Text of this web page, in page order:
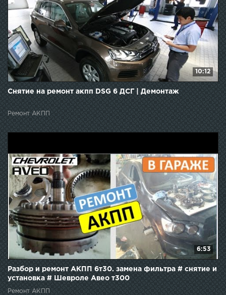
10:12
Снятие на ремонт акпп DSG 6 ДСГ | Демонтаж
Ремонт АКПП
6:53
Разбор и ремонт АКПП 6т30. замена фильтра # снятие и
установка # Шевроле Авео т300
Ремонт АКПП